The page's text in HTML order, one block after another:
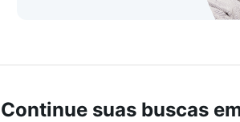
Continue suas buscas